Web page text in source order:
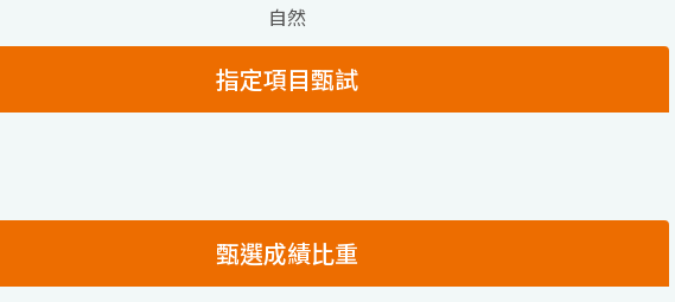
自然
指定項目甄試
甄選成績比重